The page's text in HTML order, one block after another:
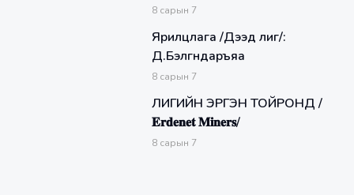
8 сарын 7
Ярилцлага /Дээд лиг/:
Д.Бэлгүүндаръяа
8 сарын 7
ЛИГИЙН ЭРГЭН ТОЙРОНД /
𝐄𝐫𝐝𝐞𝐧𝐞𝐭 𝐌𝐢𝐧𝐞𝐫𝐬/
8 сарын 7